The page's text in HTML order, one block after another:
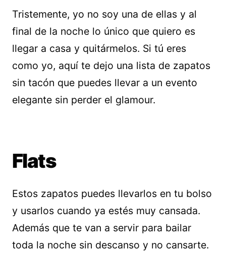
Tristemente, yo no soy una de ellas y al
final de la noche lo único que quiero es
llegar a casa y quitármelos. Si tú eres
como yo, aquí te dejo una lista de zapatos
sin tacón que puedes llevar a un evento
elegante sin perder el glamour.
Flats
Estos zapatos puedes llevarlos en tu bolso
y usarlos cuando ya estés muy cansada.
Además que te van a servir para bailar
toda la noche sin descanso y no cansarte.